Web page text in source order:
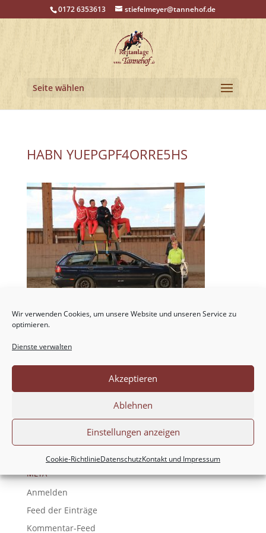
Wir verwenden Cookies, um unsere Website und unseren Service zu
optimieren.
Dienste verwalten
Akzeptieren
Ablehnen
Einstellungen anzeigen
Cookie-RichtlinieDatenschutzKontakt und Impressum
0172 6353613 stiefelmeyer@tannehof.de
Seite wählen
HABN YUEPGPF4ORRE5HS
NEUESTE KOMMENTARE
Keine Kategorien
META
Anmelden
Feed der Einträge
Kommentar-Feed